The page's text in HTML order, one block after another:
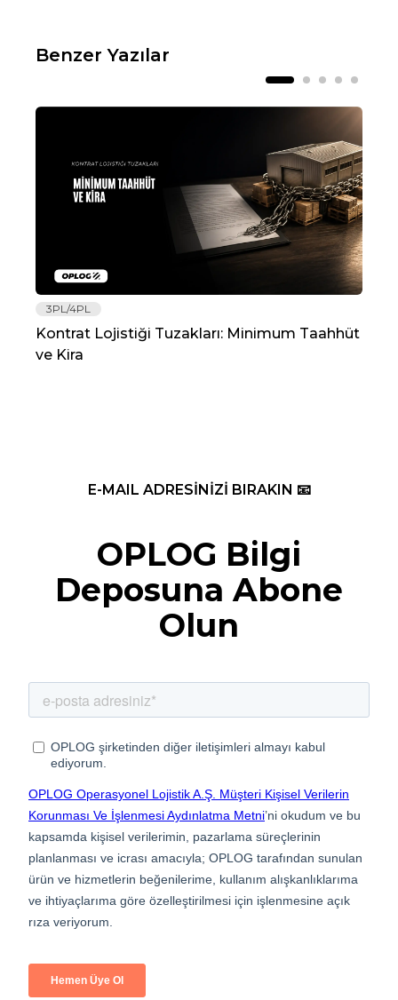
Benzer Yazılar
3PL/4PL
Kontrat Lojistiği Tuzakları: Minimum Taahhüt
ve Kira
E-MAIL ADRESİNİZİ BIRAKIN 📧
OPLOG Bilgi
Deposuna Abone
Olun